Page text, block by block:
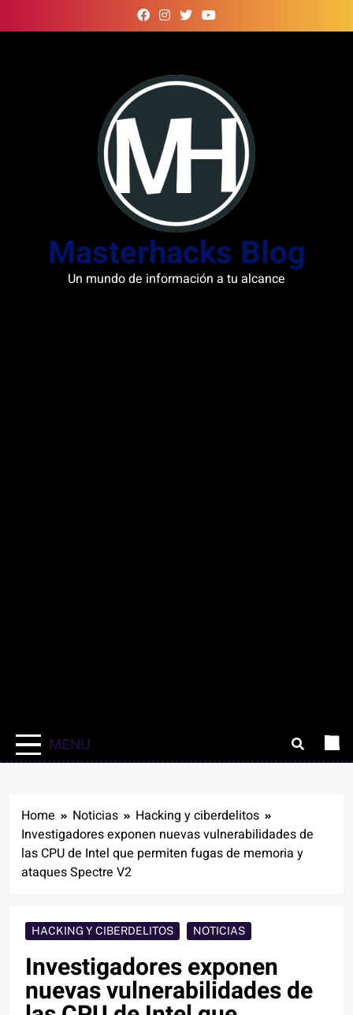
to
Masterhacks Blog
Un mundo de información a tu alcance
MENU
Home Noticias
Hacking y ciberdelitos
Investigadores exponen nuevas vulnerabilidades de
las CPU de Intel que permiten fugas de memoria y
ataques Spectre V2
HACKING Y CIBERDELITOS NOTICIAS
Investigadores exponen
nuevas vulnerabilidades de